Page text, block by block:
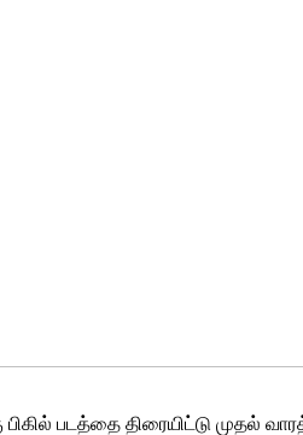
படத்தை திரையிட்டு முதல்